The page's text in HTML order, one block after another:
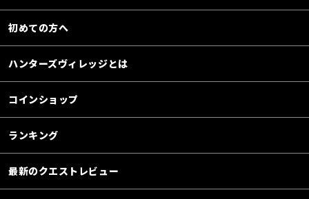
初めての方へ
ハンターズヴィレッジとは
コインショップ
ランキング
最新のクエストレビュー